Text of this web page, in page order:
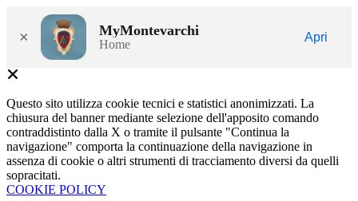
× MyMontevarchi
Home
Apri
Questo sito utilizza cookie tecnici e statistici anonimizzati. La
chiusura del banner mediante selezione dell'apposito comando
contraddistinto dalla X o tramite il pulsante "Continua la
navigazione" comporta la continuazione della navigazione in
assenza di cookie o altri strumenti di tracciamento diversi da quelli
sopracitati.
COOKIE POLICY